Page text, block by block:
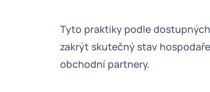
Tyto praktiky podle
zakrýt skutečný stav
obchodní partnery.